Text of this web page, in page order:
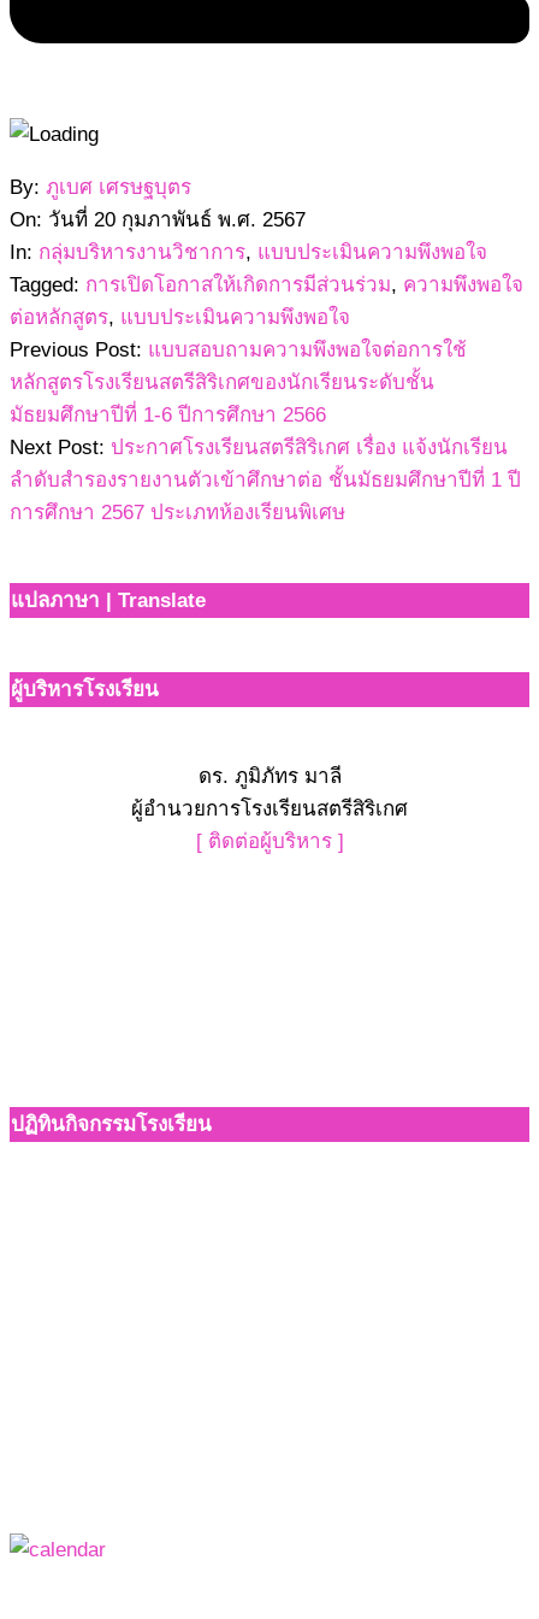
2567-
02-
20
By: ภูเบศ เศรษฐบุตร
On: วันที่ 20 กุมภาพันธ์ พ.ศ. 2567
In: กลุ่มบริหารงานวิชาการ, แบบประเมินความพึงพอใจ
Tagged: การเปิดโอกาสให้เกิดการมีส่วนร่วม, ความพึงพอใจ
ต่อหลักสูตร, แบบประเมินความพึงพอใจ
Previous Post: แบบสอบถามความพึงพอใจต่อการใช้
หลักสูตรโรงเรียนสตรีสิริเกศของนักเรียนระดับชั้น
มัธยมศึกษาปีที่ 1-6 ปีการศึกษา 2566
Next Post: ประกาศโรงเรียนสตรีสิริเกศ เรื่อง แจ้งนักเรียน
ลำดับสำรองรายงานตัวเข้าศึกษาต่อ ชั้นมัธยมศึกษาปีที่ 1 ปี
การศึกษา 2567 ประเภทห้องเรียนพิเศษ
แปลภาษา | Translate
ผู้บริหารโรงเรียน
ดร. ภูมิภัทร มาลี
ผู้อำนวยการโรงเรียนสตรีสิริเกศ
[ ติดต่อผู้บริหาร ]
ปฏิทินกิจกรรมโรงเรียน